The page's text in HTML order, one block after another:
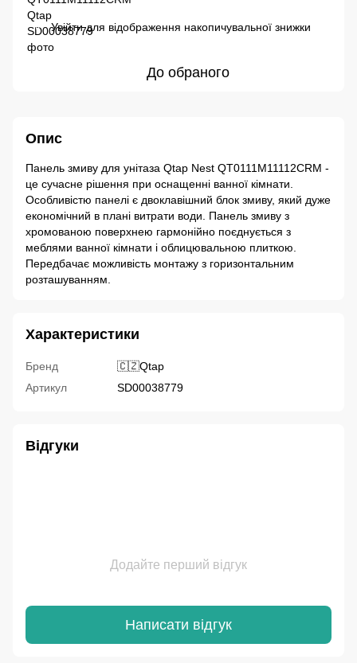
% Увійтидля відображення накопичувальної знижки
До обраного
Опис
Панель змиву для унітаза Qtap Nest QT0111M11112CRM -
це сучасне рішення при оснащенні ванної кімнати.
Особливістю панелі є двоклавішний блок змиву, який дуже
економічний в плані витрати води. Панель змиву з
хромованою поверхнею гармонійно поєднується з
меблями ванної кімнати і облицювальною плиткою.
Передбачає можливість монтажу з горизонтальним
розташуванням.
Характеристики
Бренд
🇨🇿Qtap
Артикул
SD00038779
Відгуки
Додайте перший відгук
Написати відгук